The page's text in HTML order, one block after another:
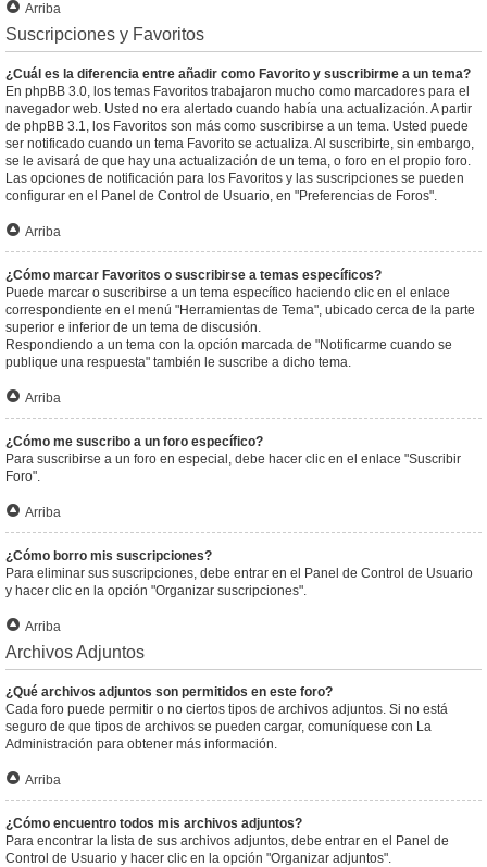
Arriba
Suscripciones y Favoritos
¿Cuál es la diferencia entre añadir como Favorito y suscribirme a un tema?
En phpBB 3.0, los temas Favoritos trabajaron mucho como marcadores para el
navegador web. Usted no era alertado cuando había una actualización. A partir
de phpBB 3.1, los Favoritos son más como suscribirse a un tema. Usted puede
ser notificado cuando un tema Favorito se actualiza. Al suscribirte, sin embargo,
se le avisará de que hay una actualización de un tema, o foro en el propio foro.
Las opciones de notificación para los Favoritos y las suscripciones se pueden
configurar en el Panel de Control de Usuario, en "Preferencias de Foros".
Arriba
¿Cómo marcar Favoritos o suscribirse a temas específicos?
Puede marcar o suscribirse a un tema específico haciendo clic en el enlace
correspondiente en el menú "Herramientas de Tema", ubicado cerca de la parte
superior e inferior de un tema de discusión.
Respondiendo a un tema con la opción marcada de "Notificarme cuando se
publique una respuesta" también le suscribe a dicho tema.
Arriba
¿Cómo me suscribo a un foro específico?
Para suscribirse a un foro en especial, debe hacer clic en el enlace "Suscribir
Foro".
Arriba
¿Cómo borro mis suscripciones?
Para eliminar sus suscripciones, debe entrar en el Panel de Control de Usuario
y hacer clic en la opción "Organizar suscripciones".
Arriba
Archivos Adjuntos
¿Qué archivos adjuntos son permitidos en este foro?
Cada foro puede permitir o no ciertos tipos de archivos adjuntos. Si no está
seguro de que tipos de archivos se pueden cargar, comuníquese con La
Administración para obtener más información.
Arriba
¿Cómo encuentro todos mis archivos adjuntos?
Para encontrar la lista de sus archivos adjuntos, debe entrar en el Panel de
Control de Usuario y hacer clic en la opción "Organizar adjuntos".